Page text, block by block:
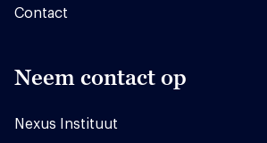
Contact
Neem contact op
Nexus Instituut